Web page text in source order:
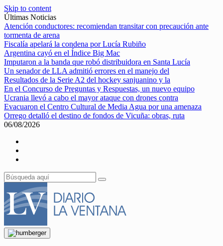
Skip to content
Últimas Noticias
Atención conductores: recomiendan transitar con precaución ante
tormenta de arena
Fiscalía apelará la condena por Lucía Rubiño
Argentina cayó en el Índice Big Mac
Imputaron a la banda que robó distribuidora en Santa Lucía
Un senador de LLA admitió errores en el manejo del
Resultados de la Serie A2 del hockey sanjuanino y la
En el Concurso de Preguntas y Respuestas, un nuevo equipo
Ucrania llevó a cabo el mayor ataque con drones contra
Evacuaron el Centro Cultural de Media Agua por una amenaza
Orrego detalló el destino de fondos de Vicuña: obras, ruta
06/08/2026